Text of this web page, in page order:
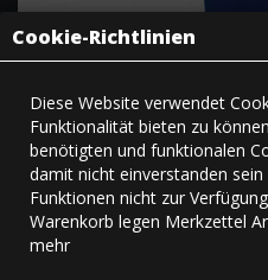
Cookie-Richtlinien
Diese Website verwendet
Funktionalität bieten zu
benötigten und funktionalen
damit nicht einverstanden
Funktionen nicht zur
Warenkorb legen Merkzettel
mehr